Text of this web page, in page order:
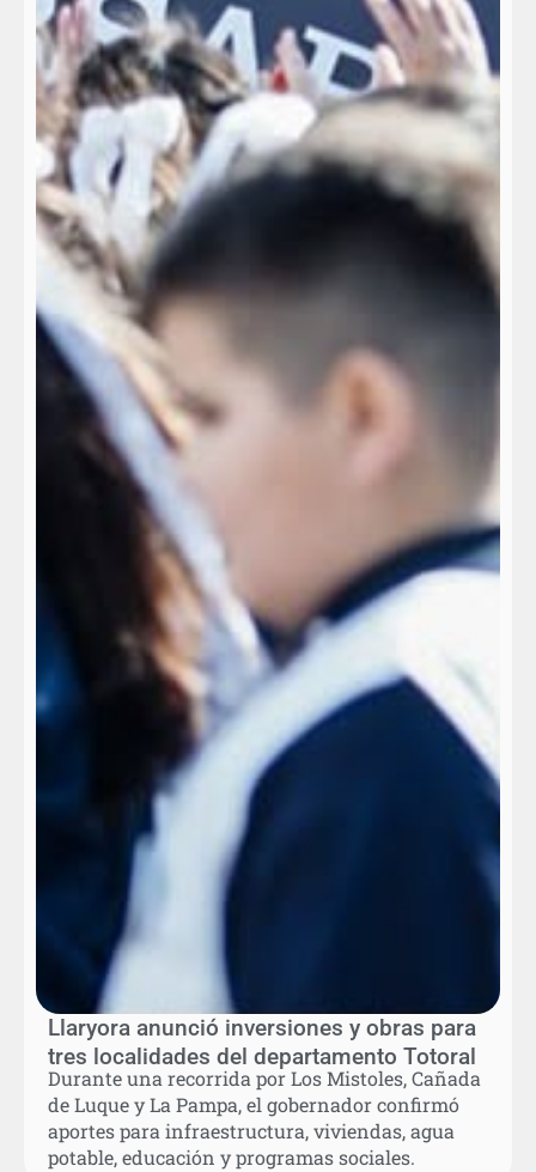
Llaryora anunció inversiones y obras para
tres localidades del departamento Totoral
Durante una recorrida por Los Mistoles, Cañada
de Luque y La Pampa, el gobernador confirmó
aportes para infraestructura, viviendas, agua
potable, educación y programas sociales.